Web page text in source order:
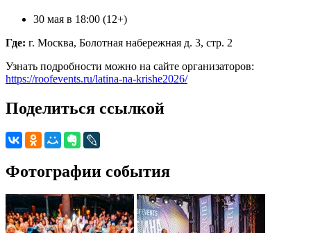
30 мая в 18:00 (12+)
Где: г. Москва, Болотная набережная д. 3, стр. 2
Узнать подробности можно на сайте организаторов:
https://roofevents.ru/latina-na-krishe2026/
Поделиться ссылкой
Фотографии события